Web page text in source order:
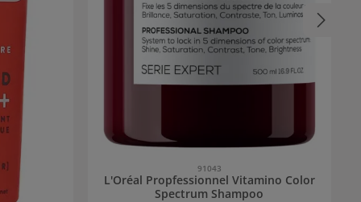
91043
L'Oréal Propfessionnel Vitamino Color
Spectrum Shampoo